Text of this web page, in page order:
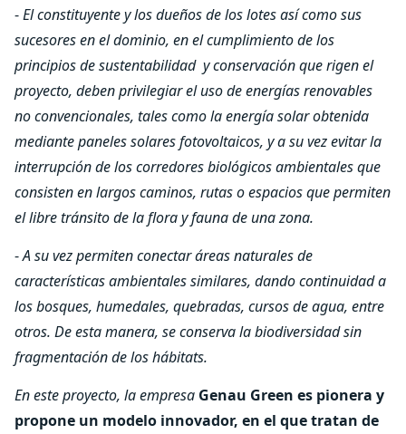
-El constituyente y los dueños de los lotes así como sus
sucesores en el dominio, en el cumplimiento de los
principios de sustentabilidad y conservación que rigen el
proyecto, deben privilegiar el uso de energías renovables
no convencionales, tales como la energía solar obtenida
mediante paneles solares fotovoltaicos, y a su vez evitar la
interrupción de los corredores biológicos ambientales que
consisten en largos caminos, rutas o espacios que permiten
el libre tránsito de la flora y fauna de una zona.
-A su vez permiten conectar áreas naturales de
características ambientales similares, dando continuidad a
los bosques, humedales, quebradas, cursos de agua, entre
otros. De esta manera, se conserva la biodiversidad sin
fragmentación de los hábitats.
En este proyecto, la empresa Genau Green es pionera y
propone un modelo innovador, en el que tratan de